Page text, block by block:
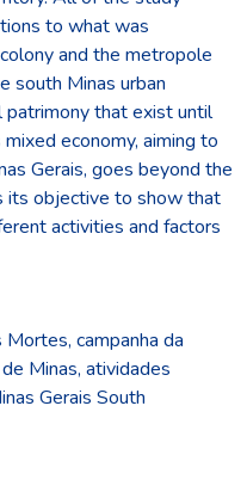
to what was
and the metropole
south Minas urban
patrimony that exist until
economy, aiming to
Gerais, goes beyond the
its objective to show that
activities and factors
Mortes, campanha da
Minas, atividades
Gerais South